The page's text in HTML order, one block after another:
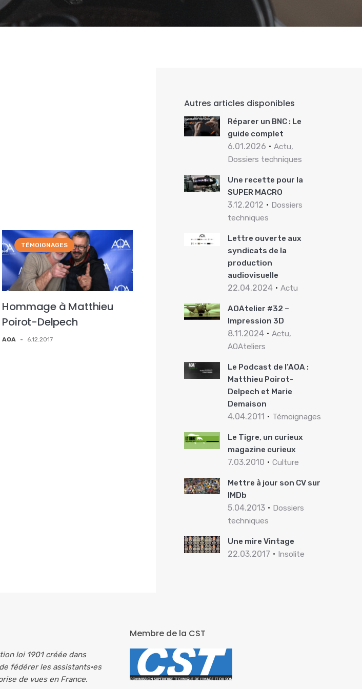
TÉMOIGNAGES
Hommage à Matthieu
Poirot-Delpech
AOA - 6.12.2017
Autres articles disponibles
Réparer un BNC : Le
guide complet
6.01.2026
Actu,
Dossiers techniques
Une recette pour la
SUPER MACRO
3.12.2012
Dossiers
techniques
Lettre ouverte aux
syndicats de la
production
audiovisuelle
22.04.2024 Actu
AOAtelier #32 –
Impression 3D
8.11.2024
Actu,
AOAteliers
Le Podcast de l’AOA :
Matthieu Poirot-
Delpech et Marie
Demaison
4.04.2011 Témoignages
Le Tigre, un curieux
magazine curieux
7.03.2010 Culture
Mettre à jour son CV sur
IMDb
5.04.2013
Dossiers
techniques
Une mire Vintage
22.03.2017 Insolite
loi 1901 créée dans
fédérer les assistants·es
de vues en France.
Membre de la CST